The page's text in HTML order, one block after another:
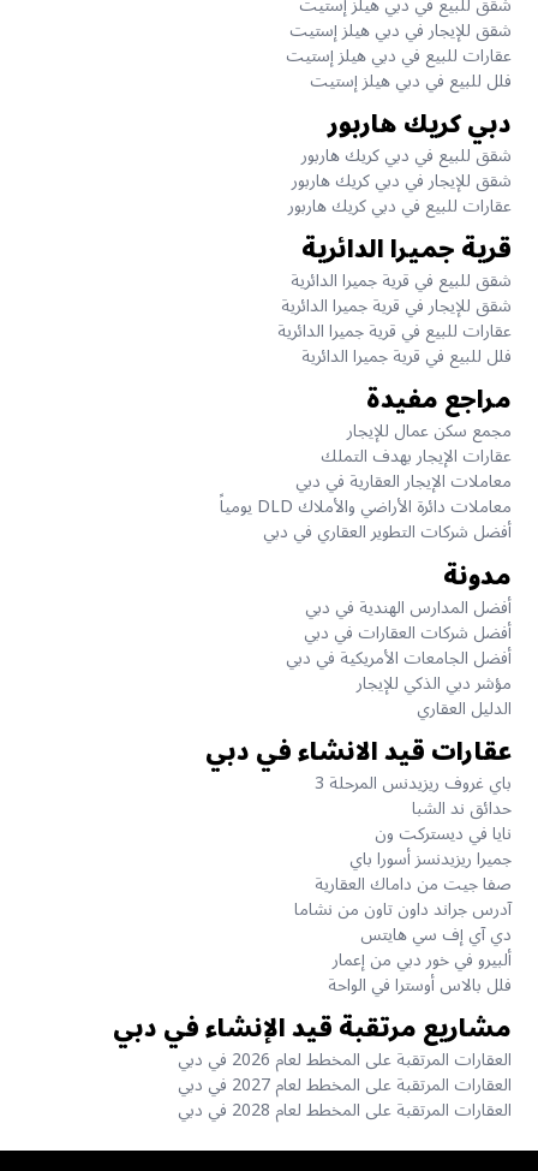
شقق للإيجار في دبي هيلز إستيت
عقارات للبيع في دبي هيلز إستيت
فلل للبيع في دبي هيلز إستيت
دبي كريك هاربور
شقق للبيع في دبي كريك هاربور
شقق للإيجار في دبي كريك هاربور
عقارات للبيع في دبي كريك هاربور
قرية جميرا الدائرية
شقق للبيع في قرية جميرا الدائرية
شقق للإيجار في قرية جميرا الدائرية
عقارات للبيع في قرية جميرا الدائرية
فلل للبيع في قرية جميرا الدائرية
مراجع مفيدة
مجمع سكن عمال للإيجار
عقارات الإيجار بهدف التملك
معاملات الإيجار العقارية في دبي
معاملات دائرة الأراضي والأملاك DLD يومياً
أفضل شركات التطوير العقاري في دبي
مدونة
أفضل المدارس الهندية في دبي
أفضل شركات العقارات في دبي
أفضل الجامعات الأمريكية في دبي
مؤشر دبي الذكي للإيجار
الدليل العقاري
عقارات قيد الانشاء في دبي
باي غروف ريزيدنس المرحلة 3
حدائق ند الشبا
نايا في ديستركت ون
جميرا ريزيدنسز أسورا باي
صفا جيت من داماك العقارية
آدرس جراند داون تاون من نشاما
دي آي إف سي هايتس
ألبيرو في خور دبي من إعمار
فلل بالاس أوسترا في الواحة
مشاريع مرتقبة قيد الإنشاء في دبي
العقارات المرتقبة على المخطط لعام 2026 في دبي
العقارات المرتقبة على المخطط لعام 2027 في دبي
العقارات المرتقبة على المخطط لعام 2028 في دبي